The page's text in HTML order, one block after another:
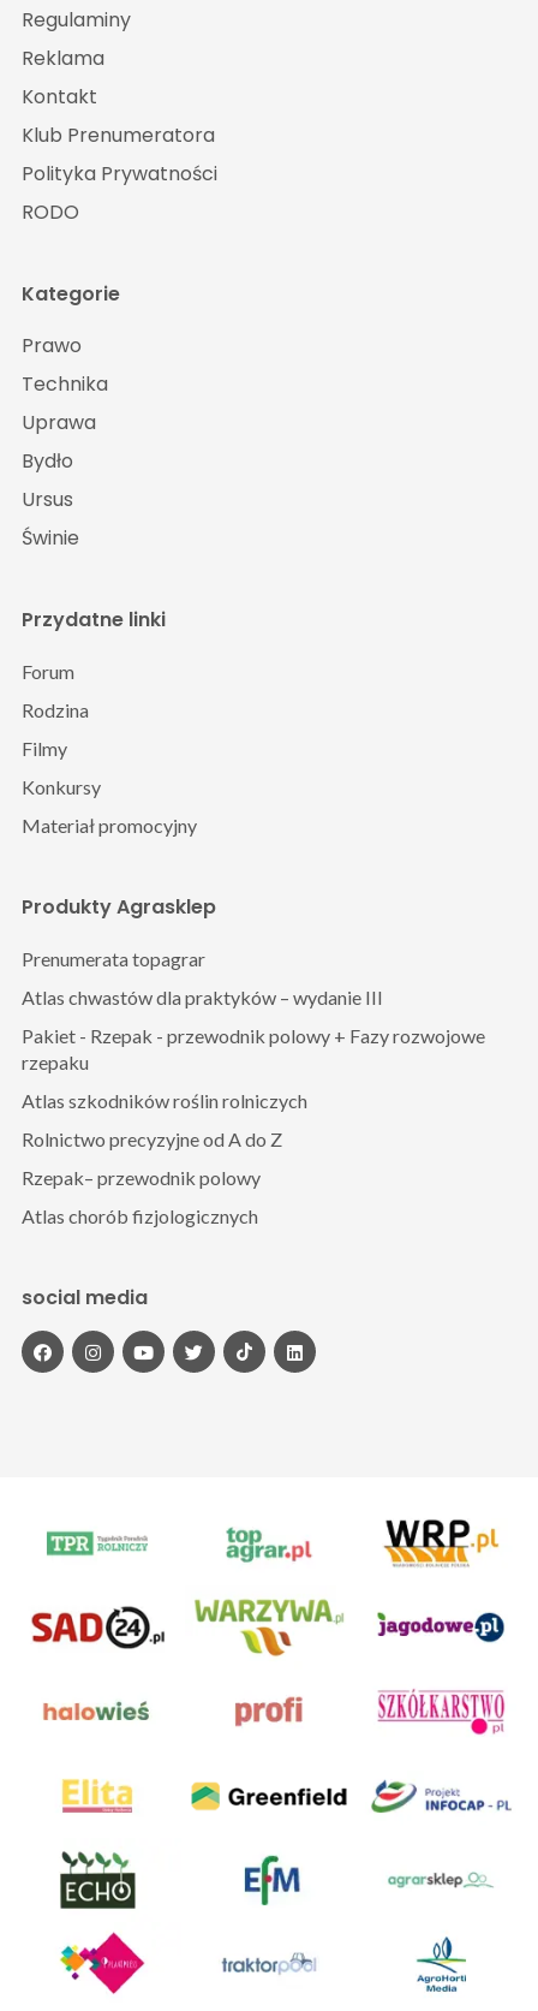
Regulaminy
Reklama
Kontakt
Klub Prenumeratora
Polityka Prywatności
RODO
Kategorie
Prawo
Technika
Uprawa
Bydło
Ursus
Świnie
Produkty Agrasklep
Prenumerata topagrar
Atlas chwastów dla praktyków – wydanie III
Pakiet - Rzepak - przewodnik polowy + Fazy rozwojowe
rzepaku
Atlas szkodników roślin rolniczych
Rolnictwo precyzyjne od A do Z
Rzepak– przewodnik polowy
Atlas chorób fizjologicznych
Przydatne linki
Forum
Rodzina
Filmy
Konkursy
Materiał promocyjny
social media